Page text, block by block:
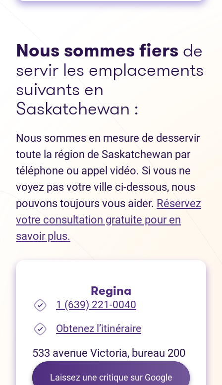
Nous sommes fiers de
servir les emplacements
suivants en
Saskatchewan :
Nous sommes en mesure de desservir
toute la région de Saskatchewan par
téléphone ou appel vidéo. Si vous ne
voyez pas votre ville ci-dessous, nous
pouvons toujours vous aider. Réservez
votre consultation gratuite pour en
savoir plus.
Regina
1 (639) 221-0040
Obtenez l’itinéraire(Ouvre dans un
533 avenue Victoria, bureau 200
Laissez une critique sur Google(Ouvre